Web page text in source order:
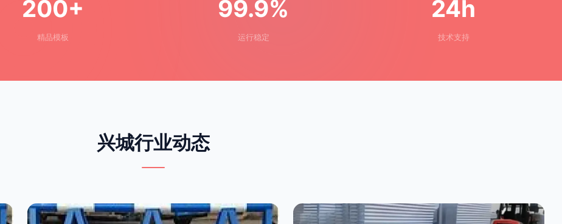
200+
精品模板
99.9%
运行稳定
24h
技术支持
兴城行业动态